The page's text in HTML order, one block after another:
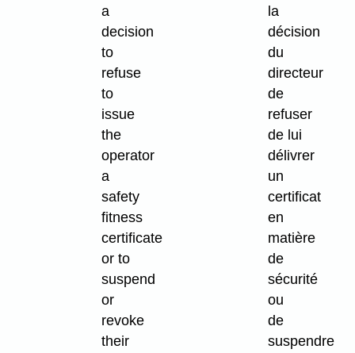
a
decision
to
refuse
to
issue
the
operator
a
safety
fitness
certificate
or to
suspend
or
revoke
their
la
décision
du
directeur
de
refuser
de lui
délivrer
un
certificat
en
matière
de
sécurité
ou
de
suspendre